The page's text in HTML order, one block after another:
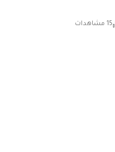
15 مشاهدات